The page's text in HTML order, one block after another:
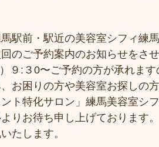
駅前・駅近の美容室シフィ練馬
のご予約案内のお知らせをさ
９:３0〜ご予約の方が承れます
お困りの方や美容室お探しの
ト特化サロン」練馬美容室シ
りお待ち申し上げております。
たします。